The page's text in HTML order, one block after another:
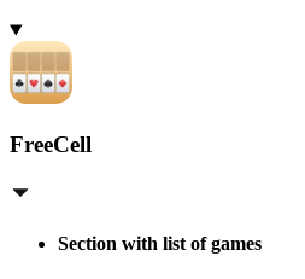
FreeCell
Section with list of games